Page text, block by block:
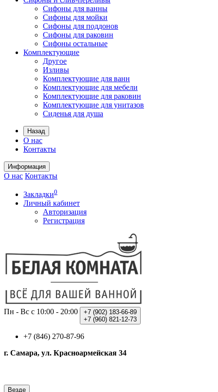
Сифоны для ванны
Сифоны для мойки
Сифоны для поддонов
Сифоны для раковин
Сифоны остальные
Комплектующие
Другое
Изливы
Комплектующие для ванн
Комплектующие для мебели
Комплектующие для раковин
Комплектующие для унитазов
Сиденья для душа
Назад
О нас
Контакты
Информация
О нас Контакты
Закладки0
Личный кабинет
Авторизация
Регистрация
Пн - Вс с 10:00 - 20:00 +7 (902) 183-66-89
+7 (960) 821-12-73
+7 (846) 270-87-96
г. Самара, ул. Красноармейская 34
Везде